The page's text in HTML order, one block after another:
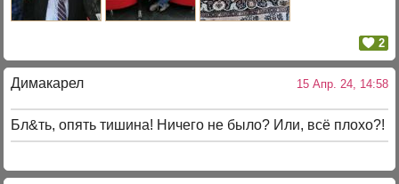
2
Димакарел 15 Апр. 24, 14:58
Бл&ть, опять тишина! Ничего не было? Или, всё плохо?!